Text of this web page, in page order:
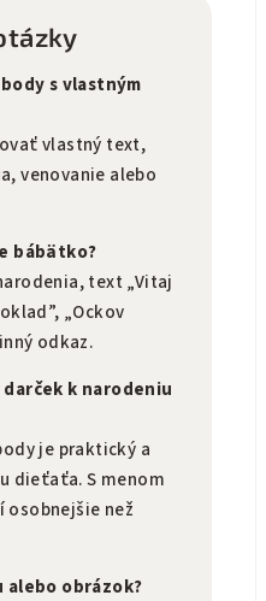
s vlastným
vlastný text,
venovanie alebo
bábätko?
text „Vitaj
„Ockov
odkaz.
k narodeniu
je praktický a
dieťaťa. S menom
než
obrázok?